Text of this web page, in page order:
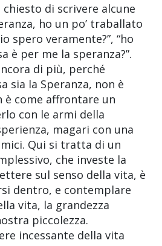
di scrivere alcune
ho un po’ traballato
spero veramente?”, “ho
è per me la speranza?”.
di più, perché
sia la Speranza, non è
è come affrontare un
con le armi della
magari con una
Qui si tratta di un
che investe la
sul senso della vita, è
dentro, e contemplare
vita, la grandezza
piccolezza.
incessante della vita